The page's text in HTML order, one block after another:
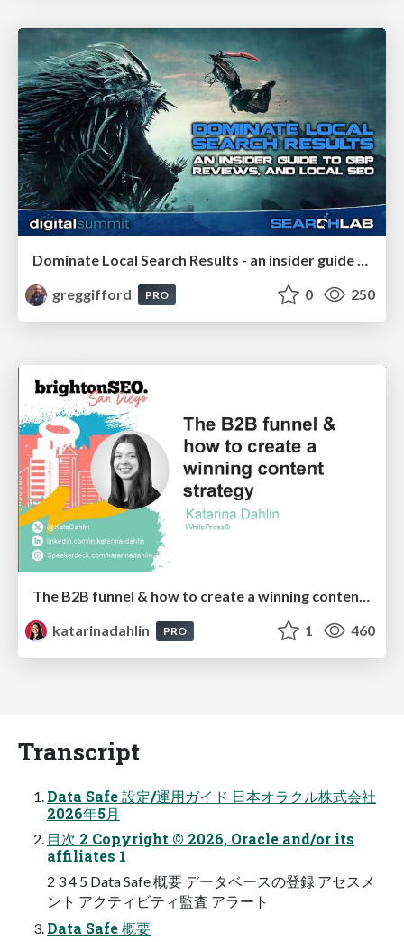
greggifford
PRO 0 250
The B2B funnel & how to create a winning content strategy
katarinadahlin
PRO 1 460
Transcript
Data Safe 設定/運用ガイド 日本オラクル株式会社
2026年5月
目次 2 Copyright © 2026, Oracle and/or its
affiliates 1
2 3 4 5 Data Safe 概要 データベースの登録 アセスメ
ント アクティビティ監査 アラート
Data Safe 概要